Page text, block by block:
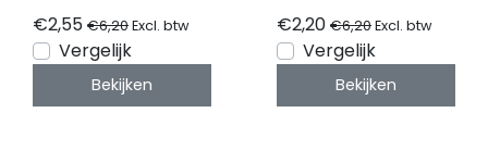
2700K8mm COB -
IP20
€2,55 €6,20Excl. btw
Vergelijk
Bekijken
COB - IP20
€2,20 €6,20Excl. btw
Vergelijk
Bekijken